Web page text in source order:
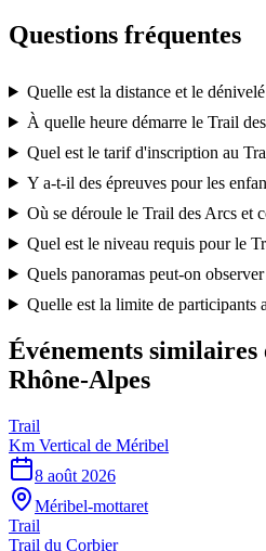
Questions fréquentes
Quelle est la distance et le
À quelle heure démarre le Trail
Quel est le tarif d'inscription au
Y a-t-il des épreuves pour les
Où se déroule le Trail des Arcs et
Quel est le niveau requis pour le
Quels panoramas peut-on
Quelle est la limite de participants
Événements similaires
Rhône-Alpes
Trail
Km Vertical de Méribel
8 août 2026
Méribel-mottaret
Trail
Trail du Corbier